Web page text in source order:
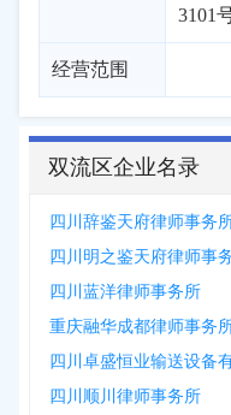
3101
经营范围
双流区企业名录
四川辞鉴天府律师事务
四川明之鉴天府律师事
四川蓝洋律师事务所
重庆融华成都律师事务
四川卓盛恒业输送设备
四川顺川律师事务所